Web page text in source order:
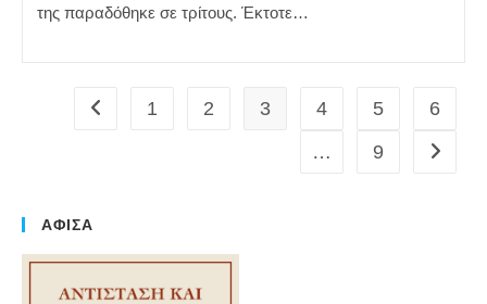
της παραδόθηκε σε τρίτους. Έκτοτε…
Go to the previous page
1 2 3 4 5
6
…
9 Go to
ΑΦΙΣΑ